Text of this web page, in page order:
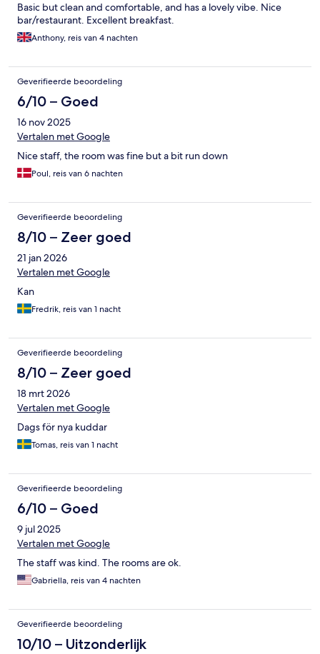
Basic but clean and comfortable, and has a lovely vibe. Nice
bar/restaurant. Excellent breakfast.
Anthony, reis van 4 nachten
Geverifieerde beoordeling
6/10 – Goed
16 nov 2025
Vertalen met Google
Nice staff, the room was fine but a bit run down
Poul, reis van 6 nachten
Geverifieerde beoordeling
8/10 – Zeer goed
21 jan 2026
Vertalen met Google
Kan
Fredrik, reis van 1 nacht
Geverifieerde beoordeling
8/10 – Zeer goed
18 mrt 2026
Vertalen met Google
Dags för nya kuddar
Tomas, reis van 1 nacht
Geverifieerde beoordeling
6/10 – Goed
9 jul 2025
Vertalen met Google
The staff was kind. The rooms are ok.
Gabriella, reis van 4 nachten
Geverifieerde beoordeling
10/10 – Uitzonderlijk